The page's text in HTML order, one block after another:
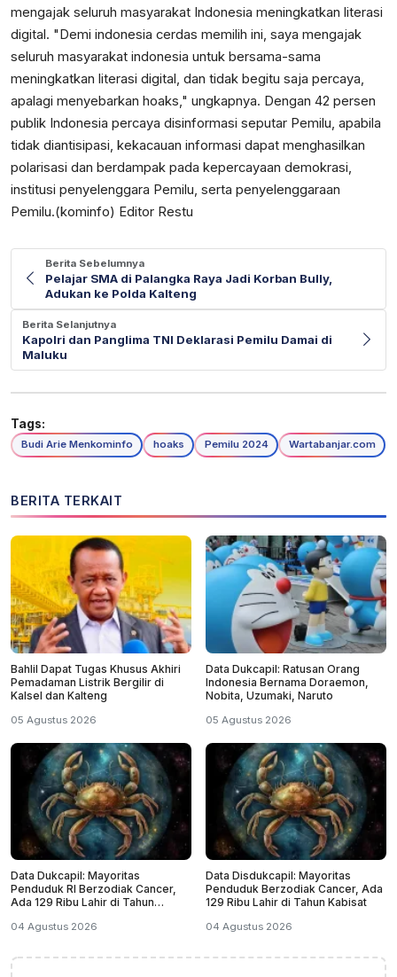
mengajak seluruh masyarakat Indonesia meningkatkan literasi
digital. "Demi indonesia cerdas memilih ini, saya mengajak
seluruh masyarakat indonesia untuk bersama-sama
meningkatkan literasi digital, dan tidak begitu saja percaya,
apalagi menyebarkan hoaks," ungkapnya. Dengan 42 persen
publik Indonesia percaya disinformasi seputar Pemilu, apabila
tidak diantisipasi, kekacauan informasi dapat menghasilkan
polarisasi dan berdampak pada kepercayaan demokrasi,
institusi penyelenggara Pemilu, serta penyelenggaraan
Pemilu.(kominfo) Editor Restu
Berita Sebelumnya
Pelajar SMA di Palangka Raya Jadi Korban Bully,
Adukan ke Polda Kalteng
Berita Selanjutnya
Kapolri dan Panglima TNI Deklarasi Pemilu Damai di
Maluku
Tags:
Budi Arie Menkominfo hoaks Pemilu 2024 Wartabanjar.com
BERITA TERKAIT
Bahlil Dapat Tugas Khusus Akhiri
Pemadaman Listrik Bergilir di
Kalsel dan Kalteng
05 Agustus 2026
Data Dukcapil: Ratusan Orang
Indonesia Bernama Doraemon,
Nobita, Uzumaki, Naruto
05 Agustus 2026
Data Dukcapil: Mayoritas
Penduduk RI Berzodiak Cancer,
Ada 129 Ribu Lahir di Tahun
04 Agustus 2026
Data Disdukcapil: Mayoritas
Penduduk Berzodiak Cancer, Ada
129 Ribu Lahir di Tahun Kabisat
04 Agustus 2026